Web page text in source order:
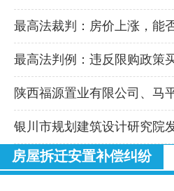
最高法裁判：房价上涨，能
最高法判例：违反限购政策
陕西福源置业有限公司、马
银川市规划建筑设计研究院
房屋拆迁安置补偿纠纷